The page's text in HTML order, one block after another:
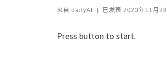
来自 dailyAI 已发表 2023年11月28
Press button to start.